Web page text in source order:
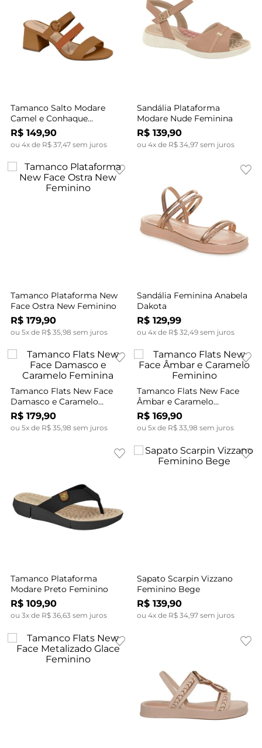
Tamanco Salto Modare
Camel e Conhaque
Feminino
R$ 149,90
ou 4x de R$ 37,47sem juros
Sandália Plataforma
Modare Nude Feminina
R$ 139,90
ou 4x de R$ 34, 97sem juros
Tamanco Plataforma New
Face Ostra New Feminino
R$ 179,90
ou 5x de R$ 35, 98 sem juros
Sandália Feminina Anabela
Dakota
R$ 129,99
ou 4x de R$ 32 49sem juros
Tamanco Flats New Face
Damasco e Caramelo
Feminina
R$ 179,90
ou 5x de R$ 35,98 sem juros
Tamanco Flats New Face
Âmbar e Caramelo
Feminino
R$ 169,90
ou 5x de R$ 33,98 sem juros
Tamanco Plataforma
Modare Preto Feminino
R$ 109,90
ou 3x de R$ 36,63 sem juros
Sapato Scarpin Vizzano
Feminino Bege
R$ 139,90
ou 4x de R$ 34,97sem juros